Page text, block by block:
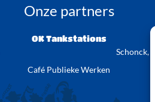
Onze partners
OK Tankstations
Schonck,
Café Publieke Werken